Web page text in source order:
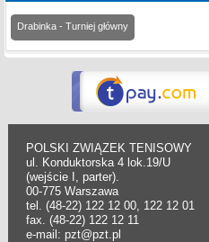
Drabinka - Turniej główny
POLSKI ZWIĄZEK TENISOWY
ul. Konduktorska 4 lok.19/U
(wejście I, parter).
00-775 Warszawa
tel. (48-22) 122 12 00, 122 12 01
fax. (48-22) 122 12 11
e-mail: pzt@pzt.pl